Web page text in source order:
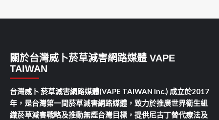
關於台灣威卜菸草減害網路媒體 VAPE
TAIWAN
台灣威卜 菸草減害網路媒體(VAPE TAIWAN Inc.) 成立於2017
年，是台灣第一間菸草減害網路媒體，致力於推廣世界衛生組
織菸草減害戰略及推動無煙台灣目標，提供尼古丁替代療法及